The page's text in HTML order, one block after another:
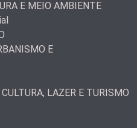
E MEIO AMBIENTE
E
LAZER E TURISMO